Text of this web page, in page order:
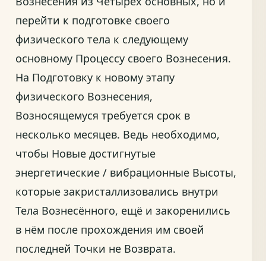
перейти к подготовке своего
физического тела к следующему
основному Процессу своего Вознесения.
На Подготовку к новому этапу
физического Вознесения,
Возносящемуся требуется срок в
несколько месяцев. Ведь необходимо,
чтобы Новые достигнутые
энергетические / вибрационные Высоты,
которые закристаллизовались внутри
Тела Вознесённого, ещё и закоренились
в нём после прохождения им своей
последней Точки не Возврата.